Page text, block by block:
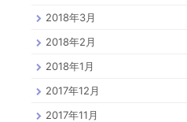
2018年3月
2018年2月
2018年1月
2017年12月
2017年11月